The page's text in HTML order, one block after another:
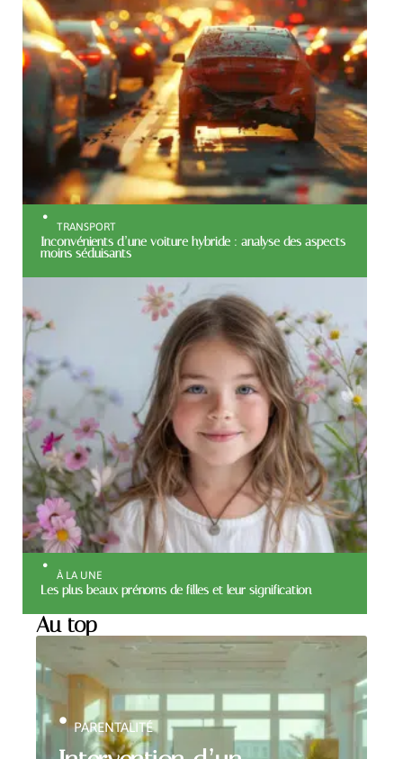
TRANSPORT
Inconvénients d’une voiture hybride : analyse des aspects
moins séduisants
À LA UNE
Les plus beaux prénoms de filles et leur signification
Au top
PARENTALITÉ